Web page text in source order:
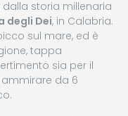
storia millenaria
degli Dei, in Calabria.
sul mare, ed è
tappa
sia per il
da 6